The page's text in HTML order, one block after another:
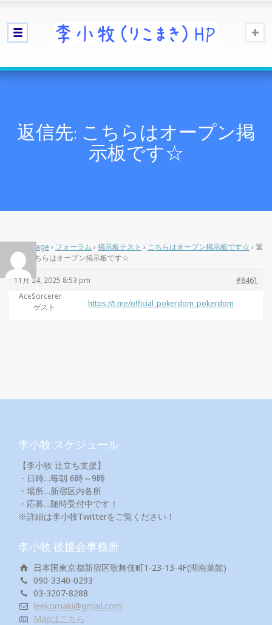
返信先: こちらはオープン掲
示板です☆
Home Page › フォーラム › 掲示板テスト › こちらはオープン掲示板です☆ › 返
信先: こちらはオープン掲示板です☆
11月 24, 2025 8:53 pm
#8461
AceSorcerer
ゲスト
https://t.me/official_pokerdom_pokerdom
李小牧 スケジュール
【李小牧 辻立ち支援】
・日時…毎朝 6時～9時
・場所…新宿区内各所
・応募…随時受付中です！
※詳細は李小牧Twitterをご覧ください！
李小牧 後援会事務所
日本国東京都新宿区歌舞伎町1-23-13-4F(湖南菜館)
090-3340-0293
03-3207-8288
leekomaki@gmail.com
Mapはこちら